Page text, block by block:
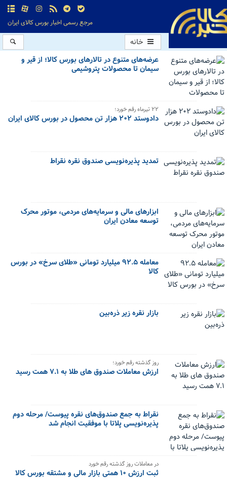
مرجع رسمی اخبار بورس کالای ایران
خانه
عرضه‌های متنوع در تالارهای بورس کالا؛ از قیر و
سیمان تا محصولات پتروشیمی
۲۲ تیرماه رقم خورد؛
دادوستد ۲۰۲ هزار تن محصول در بورس کالای ایران
تمدید پذیره‌نویسی صندوق نقره نقراط
ابزارهای مالی و سرمایه‌های مردمی، موتور محرک
توسعه معادن ایران
معامله ۹۲.۵ میلیارد تومانی «طلای سرخ» در بورس
کالا
بازار نقره زیر ذره‌بین
روز گذشته رقم خورد؛
ارزش معاملات صندوق های طلا به ۷.۱ همت رسید
نقراط به جمع صندوق‌های نقره پیوست/ مرحله دوم
پذیره‌نویسی پلاتا با موفقیت انجام شد
در معاملات روز گذشته رقم خورد
ثبت ارزش ۱۰ همتی بازار مالی و مشتقه بورس کالا